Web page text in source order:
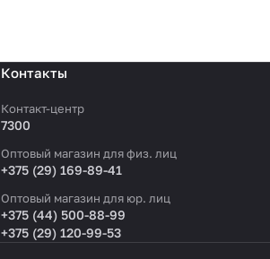
Контакты
Контакт-центр
7300
Оптовый магазин для физ. лиц
+375 (29) 169-89-41
Оптовый магазин для юр. лиц
+375 (44) 500-88-99
+375 (29) 120-99-53